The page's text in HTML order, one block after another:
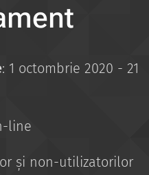
: 1 octombrie 2020 - 21
line
și non-utilizatorilor